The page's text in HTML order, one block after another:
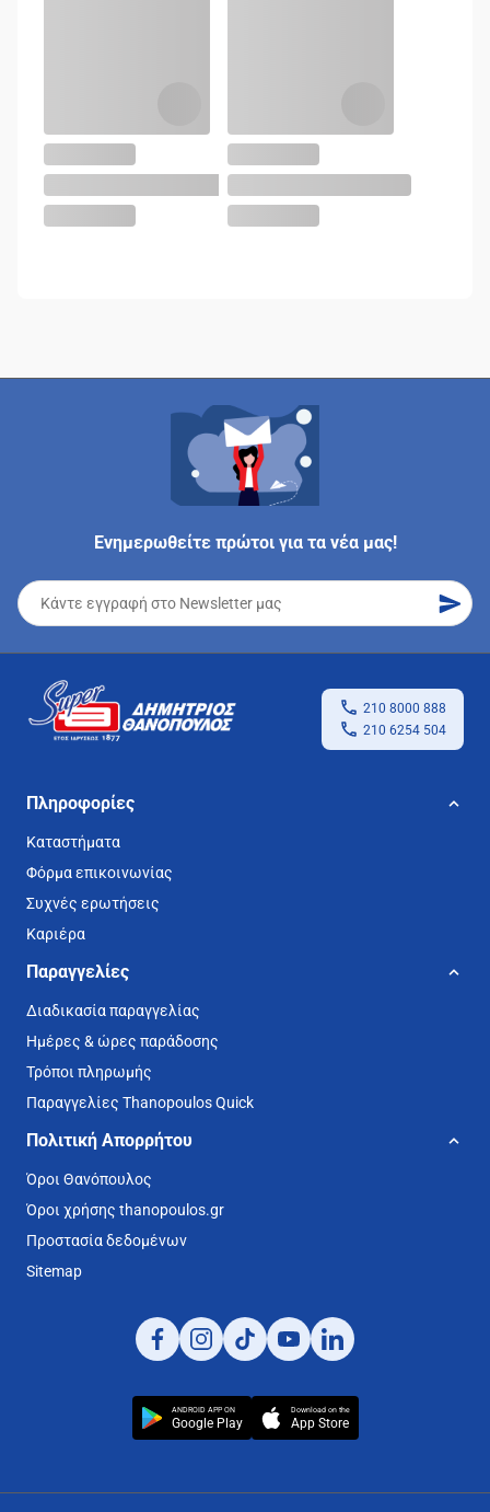
Ενημερωθείτε πρώτοι για τα νέα μας!
210 8000 888
210 6254 504
Πληροφορίες
Καταστήματα
Φόρμα επικοινωνίας
Συχνές ερωτήσεις
Καριέρα
Παραγγελίες
Διαδικασία παραγγελίας
Ημέρες & ώρες παράδοσης
Τρόποι πληρωμής
Παραγγελίες Thanopoulos Quick
Πολιτική Απορρήτου
Όροι Θανόπουλος
Όροι χρήσης thanopoulos.gr
Προστασία δεδομένων
Sitemap
ANDROID APP ON
Google Play
Download on the
App Store